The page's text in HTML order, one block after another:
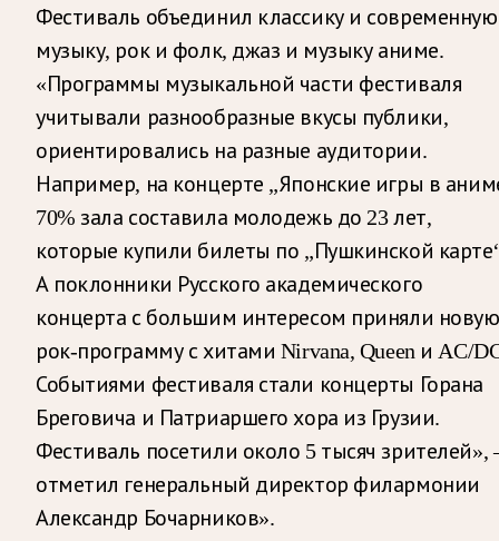
Фестиваль объединил классику и современную
музыку, рок и фолк, джаз и музыку аниме.
«Программы музыкальной части фестиваля
учитывали разнообразные вкусы публики,
ориентировались на разные аудитории.
Например, на концерте „Японские игры в
70% зала составила молодежь до 23 лет,
которые купили билеты по „Пушкинской
А поклонники Русского академического
концерта с большим интересом приняли новую
рок-программу с хитами Nirvana, Queen и AC/
Событиями фестиваля стали концерты Горана
Бреговича и Патриаршего хора из Грузии.
Фестиваль посетили около 5 тысяч
отметил генеральный директор филармонии
Александр Бочарников».